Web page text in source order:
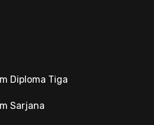
Diploma Tiga
Sarjana